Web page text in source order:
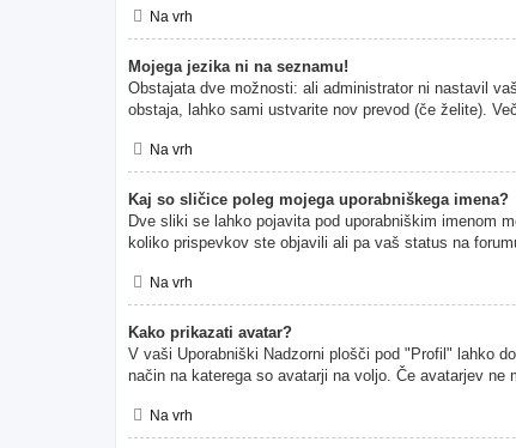
Na vrh
Mojega jezika ni na seznamu!
Obstajata dve možnosti: ali administrator ni nastavil
obstaja, lahko sami ustvarite nov prevod (če želite).
Na vrh
Kaj so sličice poleg mojega uporabniškega imena?
Dve sliki se lahko pojavita pod uporabniškim imenom
koliko prispevkov ste objavili ali pa vaš status na
Na vrh
Kako prikazati avatar?
V vaši Uporabniški Nadzorni plošči pod "Profil" lahko
način na katerega so avatarji na voljo. Če avatarjev ne
Na vrh